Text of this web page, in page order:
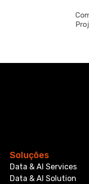
Soluções
Data & AI Services
Data & AI Solution